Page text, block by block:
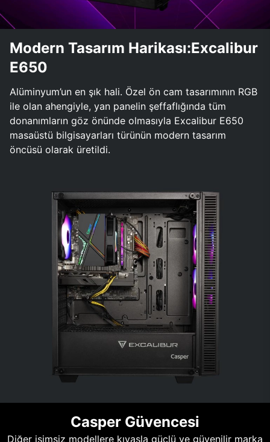
Modern Tasarım Harikası:Excalibur
E650
Alüminyum’un en şık hali. Özel ön cam tasarımının RGB
ile olan ahengiyle, yan panelin şeffaflığında tüm
donanımların göz önünde olmasıyla Excalibur E650
masaüstü bilgisayarları türünün modern tasarım
öncüsü olarak üretildi.
Casper Güvencesi
Diğer isimsiz modellere kıyasla güçlü ve güvenilir marka